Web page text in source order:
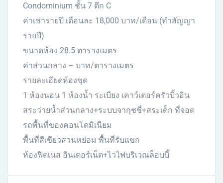
Condominium ชั้น 7 ตึก C
ค่าเช่ารายปี เดือนละ 18,000 บาท/เดือน (ทำสัญญา
รายปี)
ขนาดห้อง 28.5 ตารางเมตร
ค่าส่วนกลาง – บาท/ตารางเมตร
รายละเอียดห้องชุด
1 ห้องนอน 1 ห้องน้ำ ระเบียง เคาว์เตอร์ครัวบิ้วอิน
สระว่ายน้ำส่วนกลาง+ระบบจากุชชี่+สระเด็ก ที่จอด
รถพื้นที่ของคอนโดมิเนียม
พื้นที่สีเขียวสวนหย่อม พื้นที่รับแขก
ห้องฟิตเนส อินเตอร์เน็ต+ไวไฟบริเวณล็อบบี้